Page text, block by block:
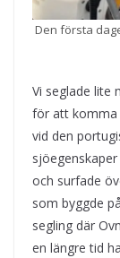
Den första
Vi seglade lite
för att komma
vid den
och surfade
som byggde
segling där
en längre tid